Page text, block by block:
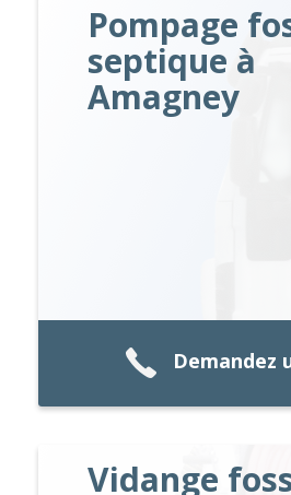
Pompage
septique à
Amagney
Demandez
Vidange